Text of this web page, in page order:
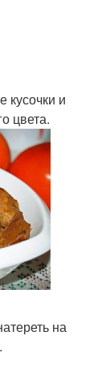
кусочки и
цвета.
на